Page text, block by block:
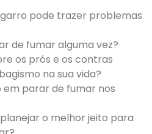
pode trazer problemas
de fumar alguma vez?
os prós e os contras
na sua vida?
parar de fumar nos
o melhor jeito para